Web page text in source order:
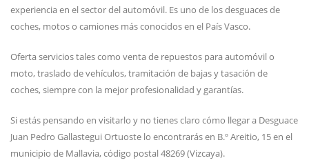
experiencia en el sector del automóvil. Es uno de los desguaces de
coches, motos o camiones más conocidos en el País Vasco.
Oferta servicios tales como venta de repuestos para automóvil o
moto, traslado de vehículos, tramitación de bajas y tasación de
coches, siempre con la mejor profesionalidad y garantías.
Si estás pensando en visitarlo y no tienes claro cómo llegar a Desguace
Juan Pedro Gallastegui Ortuoste lo encontrarás en B.º Areitio, 15 en el
municipio de Mallavia, código postal 48269 (Vizcaya).